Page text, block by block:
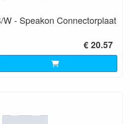
W - Speakon Connectorplaat
€ 20.57